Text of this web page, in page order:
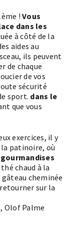
! Vous
dans les
à côté de la
aides au
ils peuvent
de chaque
de vos
sécurité
sport. dans le
que vous
exercices, il y
patinoire, où
chaud à la
cheminée
sur la
Olof Palme